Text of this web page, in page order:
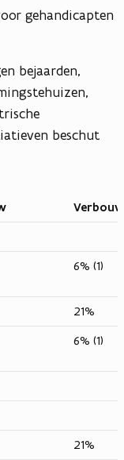
gehandicapten
bejaarden,
beschut
6% (1)
21%
6% (1)
21%